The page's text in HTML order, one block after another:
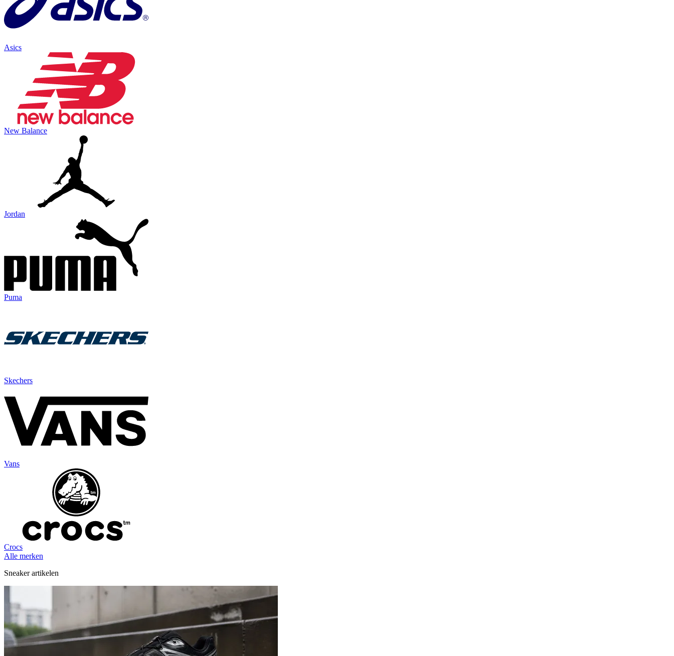
Asics
New Balance
Jordan
Puma
Skechers
Vans
Crocs
Alle merken
Sneaker artikelen